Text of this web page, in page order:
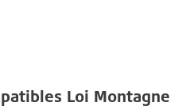
Loi Montagne